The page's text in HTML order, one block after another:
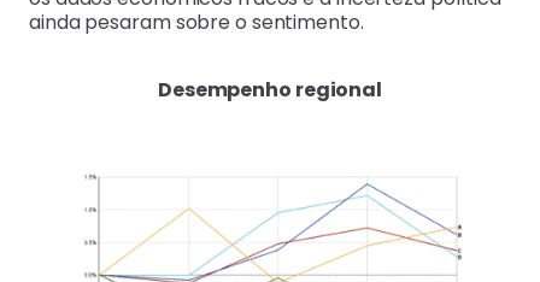
ainda pesaram sobre o sentimento.
Desempenho regional